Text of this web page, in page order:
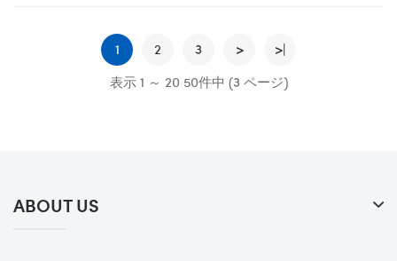
犬グッズパロディ
料 全6色
1 2 3 >
>|
表示 1 ～ 20 50件中 (3 ページ)
ABOUT US